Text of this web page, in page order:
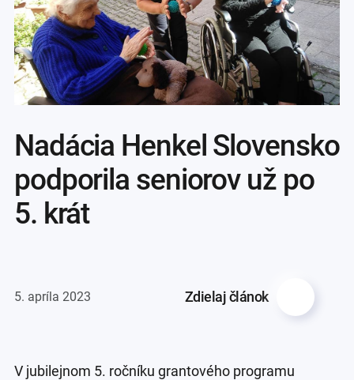
5. apríla 2023 Zdielaj článok
Nadácia Henkel Slovensko
podporila seniorov už po
5. krát
V jubilejnom 5. ročníku grantového programu